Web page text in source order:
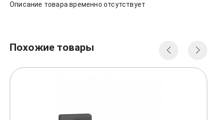
Описание товара временно отсутствует
Похожие товары